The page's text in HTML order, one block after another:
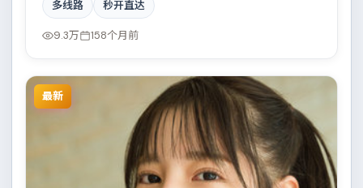
班牙，一场看似偶然的事故牵出陈年秘辛。影片在视听
语言与叙事节奏上均有突破，适合喜欢深度叙事的观
多线路 秒开直达
9.3万 158个月前
最新